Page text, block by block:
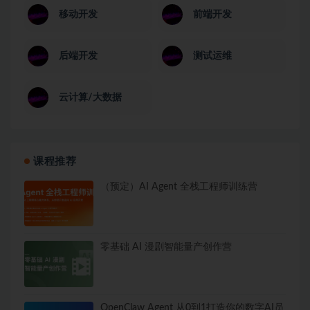
移动开发 前端开发
后端开发 测试运维
云计算/大数据
课程推荐
（预定）AI Agent 全栈工程师训练营
零基础 AI 漫剧智能量产创作营
OpenClaw Agent 从0到1打造你的数字AI员